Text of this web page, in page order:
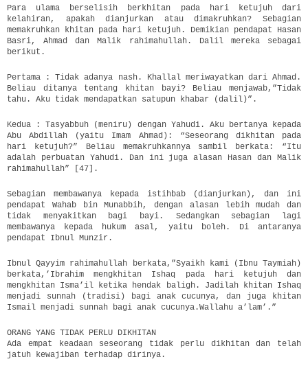
Para ulama berselisih berkhitan pada hari ketujuh dari
kelahiran, apakah dianjurkan atau dimakruhkan? Sebagian
memakruhkan khitan pada hari ketujuh. Demikian pendapat Hasan
Basri, Ahmad dan Malik rahimahullah. Dalil mereka sebagai
berikut.
Pertama : Tidak adanya nash. Khallal meriwayatkan dari Ahmad.
Beliau ditanya tentang khitan bayi? Beliau menjawab,”Tidak
tahu. Aku tidak mendapatkan satupun khabar (dalil)”.
Kedua : Tasyabbuh (meniru) dengan Yahudi. Aku bertanya kepada
Abu Abdillah (yaitu Imam Ahmad): “Seseorang dikhitan pada
hari ketujuh?” Beliau memakruhkannya sambil berkata: “Itu
adalah perbuatan Yahudi. Dan ini juga alasan Hasan dan Malik
rahimahullah” [47].
Sebagian membawanya kepada istihbab (dianjurkan), dan ini
pendapat Wahab bin Munabbih, dengan alasan lebih mudah dan
tidak menyakitkan bagi bayi. Sedangkan sebagian lagi
membawanya kepada hukum asal, yaitu boleh. Di antaranya
pendapat Ibnul Munzir.
Ibnul Qayyim rahimahullah berkata,”Syaikh kami (Ibnu Taymiah)
berkata,’Ibrahim mengkhitan Ishaq pada hari ketujuh dan
mengkhitan Isma’il ketika hendak baligh. Jadilah khitan Ishaq
menjadi sunnah (tradisi) bagi anak cucunya, dan juga khitan
Ismail menjadi sunnah bagi anak cucunya.Wallahu a’lam’.”
ORANG YANG TIDAK PERLU DIKHITAN
Ada empat keadaan seseorang tidak perlu dikhitan dan telah
jatuh kewajiban terhadap dirinya.